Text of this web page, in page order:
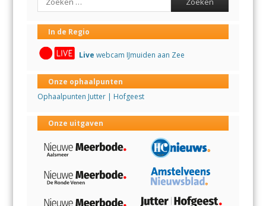
In de Regio
Live webcam IJmuiden aan Zee
Onze ophaalpunten
Ophaalpunten Jutter | Hofgeest
Onze uitgaven